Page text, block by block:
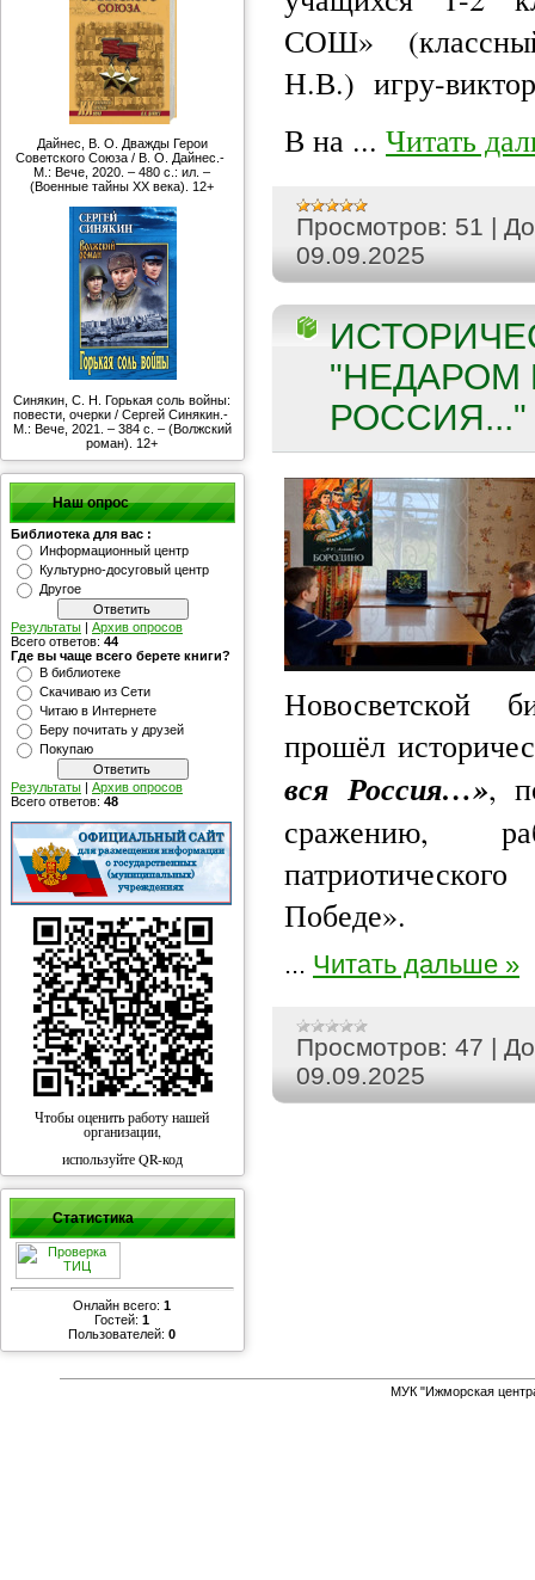
Дайнес, В. О. Дважды Герои
Советского Союза / В. О. Дайнес.-
М.: Вече, 2020. – 480 с.: ил. –
(Военные тайны ХХ века). 12+
Синякин, С. Н. Горькая соль войны:
повести, очерки / Сергей Синякин.-
М.: Вече, 2021. – 384 с. – (Волжский
роман). 12+
Наш опрос
Библиотека для вас :
Информационный центр
Культурно-досуговый центр
Другое
Результаты | Архив опросов
Всего ответов: 44
Где вы чаще всего берете книги?
В библиотеке
Скачиваю из Сети
Читаю в Интернете
Беру почитать у друзей
Покупаю
Результаты | Архив опросов
Всего ответов: 48
Чтобы оценить работу нашей
организации,
используйте QR-код
Статистика
Онлайн всего:1
Гостей:1
Пользователей:0
СОШ»
Н.В.) игру-
В на ... Читать
Просмотров: 51 |
09.09.2025
"НЕДАРОМ
РОССИЯ..."
Новосветской
прошёл
вся Россия…»,
сражению,
Победе».
... Читать дальше »
Просмотров: 47 |
09.09.2025
МУК "Ижморская